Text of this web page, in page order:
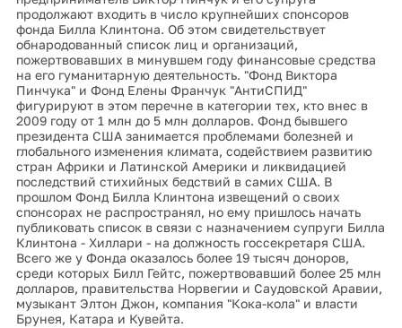
продолжают входить в число крупнейших спонсоров
фонда Билла Клинтона. Об этом свидетельствует
обнародованный список лиц и организаций,
пожертвовавших в минувшем году финансовые средства
на его гуманитарную деятельность. "Фонд Виктора
Пинчука" и Фонд Елены Франчук "АнтиСПИД"
фигурируют в этом перечне в категории тех, кто внес в
2009 году от 1 млн до 5 млн долларов. Фонд бывшего
президента США занимается проблемами болезней и
глобального изменения климата, содействием развитию
стран Африки и Латинской Америки и ликвидацией
последствий стихийных бедствий в самих США. В
прошлом Фонд Билла Клинтона извещений о своих
спонсорах не распространял, но ему пришлось начать
публиковать список в связи с назначением супруги Билла
Клинтона - Хиллари - на должность госсекретаря США.
Всего же у Фонда оказалось более 19 тысяч доноров,
среди которых Билл Гейтс, пожертвовавший более 25 млн
долларов, правительства Норвегии и Саудовской Аравии,
музыкант Элтон Джон, компания "Кока-кола" и власти
Брунея, Катара и Кувейта.